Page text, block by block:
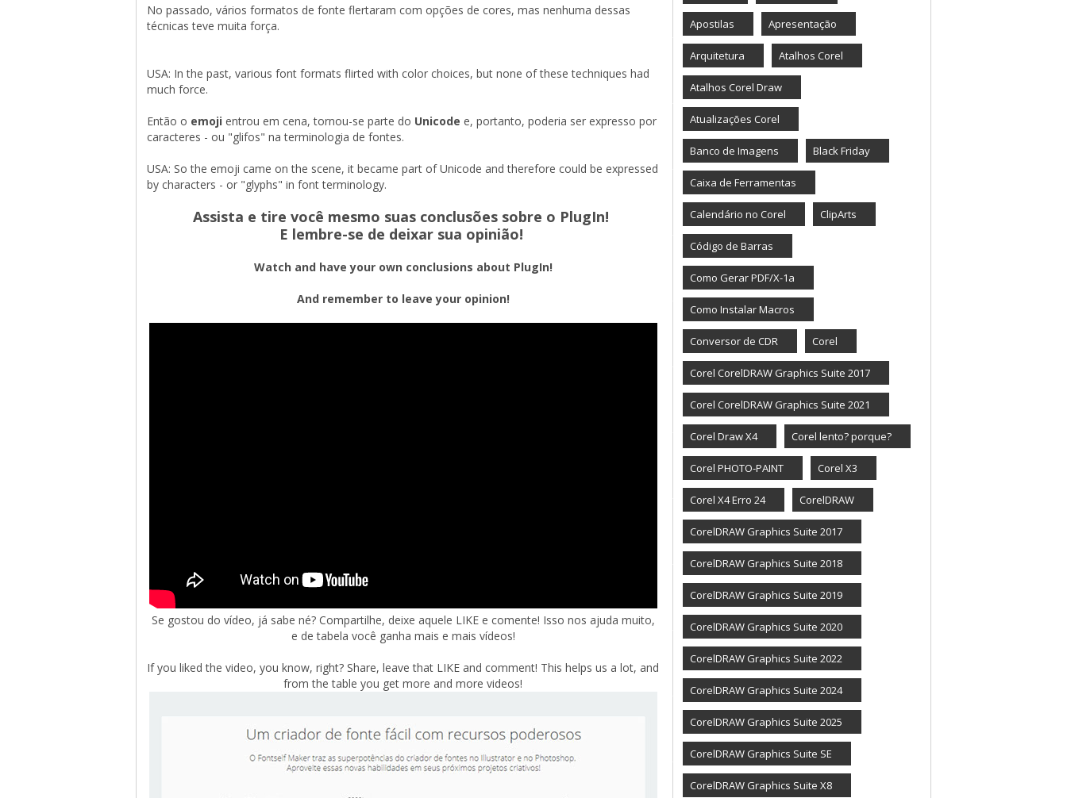
No passado, vários formatos de fonte flertaram com opções de cores, mas nenhuma dessas
técnicas teve muita força.
USA: In the past, various font formats flirted with color choices, but none of these techniques had
much force.
Então o emoji entrou em cena, tornou-se parte do Unicode e, portanto, poderia ser expresso por
caracteres - ou "glifos" na terminologia de fontes.
USA: So the emoji came on the scene, it became part of Unicode and therefore could be expressed
by characters - or "glyphs" in font terminology.
Assista e tire você mesmo suas conclusões sobre o PlugIn!
E lembre-se de deixar sua opinião!
Watch and have your own conclusions about PlugIn!
And remember to leave your opinion!
Se gostou do vídeo, já sabe né? Compartilhe, deixe aquele LIKE e comente! Isso nos ajuda muito,
e de tabela você ganha mais e mais vídeos!
If you liked the video, you know, right? Share, leave that LIKE and comment! This helps us a lot, and
from the table you get more and more videos!
Apostilas Apresentação
Arquitetura Atalhos Corel
Atalhos Corel Draw
Atualizações Corel
Banco de Imagens Black Friday
Caixa de Ferramentas
Calendário no Corel ClipArts
Código de Barras
Como Gerar PDF/X-1a
Como Instalar Macros
Conversor de CDR Corel
Corel CorelDRAW Graphics Suite 2017
Corel CorelDRAW Graphics Suite 2021
Corel Draw X4 Corel lento? porque?
Corel PHOTO-PAINT Corel X3
Corel X4 Erro 24 CorelDRAW
CorelDRAW Graphics Suite 2017
CorelDRAW Graphics Suite 2018
CorelDRAW Graphics Suite 2019
CorelDRAW Graphics Suite 2020
CorelDRAW Graphics Suite 2022
CorelDRAW Graphics Suite 2024
CorelDRAW Graphics Suite 2025
CorelDRAW Graphics Suite SE
CorelDRAW Graphics Suite X8